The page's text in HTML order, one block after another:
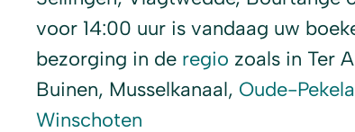
voor 14:00 uur is vandaag uw
bezorging in de regio zoals in Ter
Buinen, Musselkanaal, Oude-Pekela
Winschoten